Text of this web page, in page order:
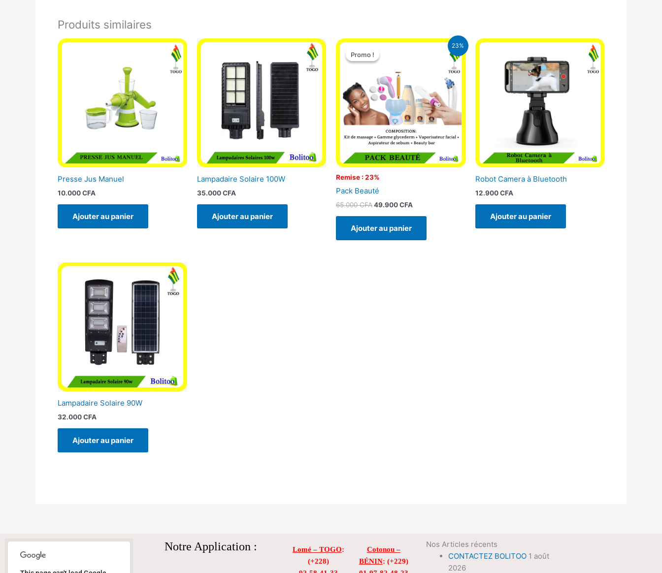
Produits similaires
Presse Jus Manuel
10.000CFA
Ajouter au panier
Lampadaire Solaire 100W
35.000CFA
Ajouter au panier
23%
Promo !
Remise : 23%
Promo !
Pack Beauté
65.000CFA
Le
initial
65.000 CFA.
49.900CFA
Le
49.900 CFA.
Ajouter au panier
Robot Camera à Bluetooth
12.900CFA
Ajouter au panier
Lampadaire Solaire 90W
32.000CFA
Ajouter au panier
Notre Application : Lomé – TOGO:
(+228)
Cotonou –
BÉNIN: (+229)
Nos Articles récents
CONTACTEZ BOLITOO 1 août
2026